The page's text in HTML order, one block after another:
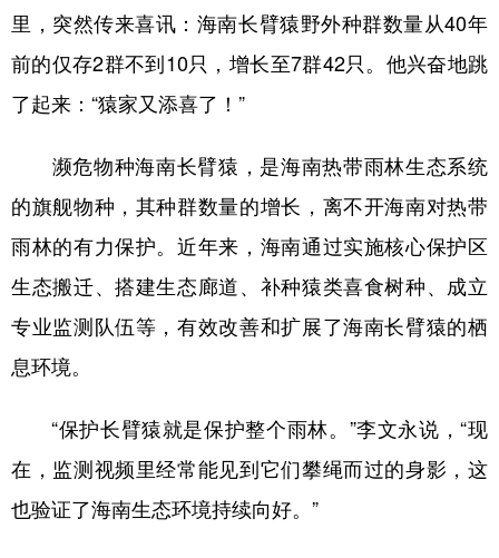
里，突然传来喜讯：海南长臂猿野外种群数量从40年
前的仅存2群不到10只，增长至7群42只。他兴奋地跳
了起来：“猿家又添喜了！”
濒危物种海南长臂猿，是海南热带雨林生态系统
的旗舰物种，其种群数量的增长，离不开海南对热带
雨林的有力保护。近年来，海南通过实施核心保护区
生态搬迁、搭建生态廊道、补种猿类喜食树种、成立
专业监测队伍等，有效改善和扩展了海南长臂猿的栖
息环境。
“保护长臂猿就是保护整个雨林。”李文永说，“现
在，监测视频里经常能见到它们攀绳而过的身影，这
也验证了海南生态环境持续向好。”